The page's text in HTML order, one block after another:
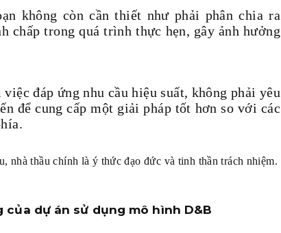
không còn cần thiết như phải phân chia ra
chấp trong quá trình thực hẹn, gây ảnh hưởng
đáp ứng nhu cầu hiệu suất, không phải yêu
​​để cung cấp một giải pháp tốt hơn so với các
nhà thầu chính là ý thức đạo đức và tinh thần trách nhiệm.
dự án sử dụng mô hình D&B